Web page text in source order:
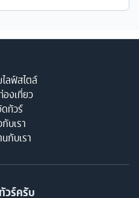
ลฟ์สไตล์
งเที่ยว
ทัวร์
บเรา
กับเรา
วร์ครับ